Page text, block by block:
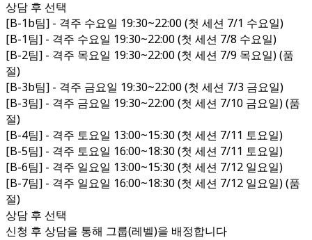
상담 후 선택
[B-1b팀] - 격주 수요일 19:30~22:00 (첫 세션 7/1 수요일)
[B-1팀] - 격주 수요일 19:30~22:00 (첫 세션 7/8 수요일)
[B-2팀] - 격주 목요일 19:30~22:00 (첫 세션 7/9 목요일) (품
절)
[B-3b팀] - 격주 금요일 19:30~22:00 (첫 세션 7/3 금요일)
[B-3팀] - 격주 금요일 19:30~22:00 (첫 세션 7/10 금요일) (품
절)
[B-4팀] - 격주 토요일 13:00~15:30 (첫 세션 7/11 토요일)
[B-5팀] - 격주 토요일 16:00~18:30 (첫 세션 7/11 토요일)
[B-6팀] - 격주 일요일 13:00~15:30 (첫 세션 7/12 일요일)
[B-7팀] - 격주 일요일 16:00~18:30 (첫 세션 7/12 일요일) (품
절)
상담 후 선택
신청 후 상담을 통해 그룹(레벨)을 배정합니다